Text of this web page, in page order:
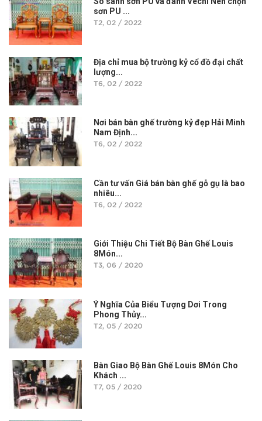
sơn PU ...
T2, 02 / 2022
Địa chỉ mua bộ trường kỷ cổ đồ đại chất
lượng...
T6, 02 / 2022
Nơi bán bàn ghế trường kỷ đẹp Hải Minh
Nam Định...
T6, 02 / 2022
Cần tư vấn Giá bán bàn ghế gỗ gụ là bao
nhiêu...
T6, 02 / 2022
Giới Thiệu Chi Tiết Bộ Bàn Ghế Louis
8Món...
T3, 06 / 2020
Ý Nghĩa Của Biểu Tượng Dơi Trong
Phong Thủy...
T2, 05 / 2020
Bàn Giao Bộ Bàn Ghế Louis 8Món Cho
Khách ...
T7, 05 / 2020